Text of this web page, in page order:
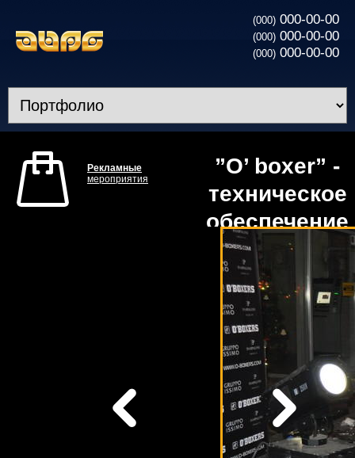
(000) 000-00-00
(000) 000-00-00
(000) 000-00-00
Рекламные
мероприятия
”O’ boxer” -
техническое
обеспечение
открытия
первого в
Украине
паба для
боксеров